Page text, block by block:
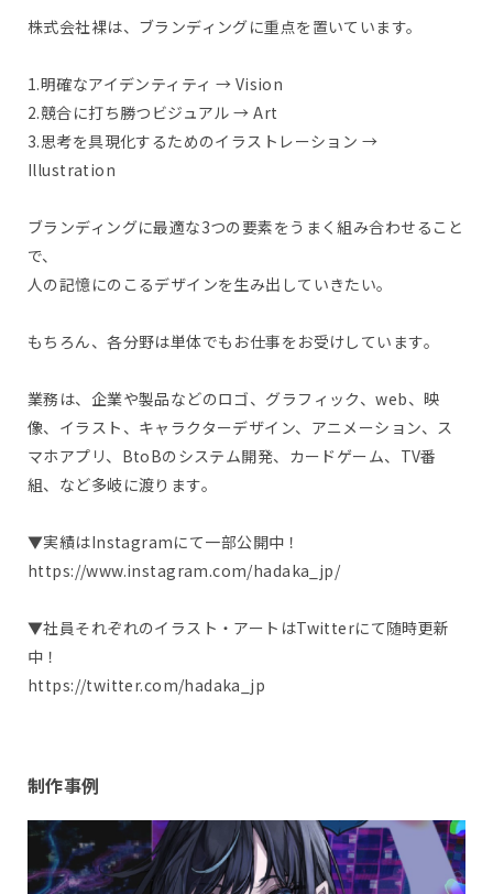
株式会社裸は、ブランディングに重点を置いています。
1.明確なアイデンティティ → Vision
2.競合に打ち勝つビジュアル → Art
3.思考を具現化するためのイラストレーション →
Illustration
ブランディングに最適な3つの要素をうまく組み合わせること
で、
人の記憶にのこるデザインを生み出していきたい。
もちろん、各分野は単体でもお仕事をお受けしています。
業務は、企業や製品などのロゴ、グラフィック、web、映
像、イラスト、キャラクターデザイン、アニメーション、ス
マホアプリ、BtoBのシステム開発、カードゲーム、TV番
組、など多岐に渡ります。
▼実績はInstagramにて一部公開中！
https://www.instagram.com/hadaka_jp/
▼社員それぞれのイラスト・アートはTwitterにて随時更新
中！
https://twitter.com/hadaka_jp
制作事例